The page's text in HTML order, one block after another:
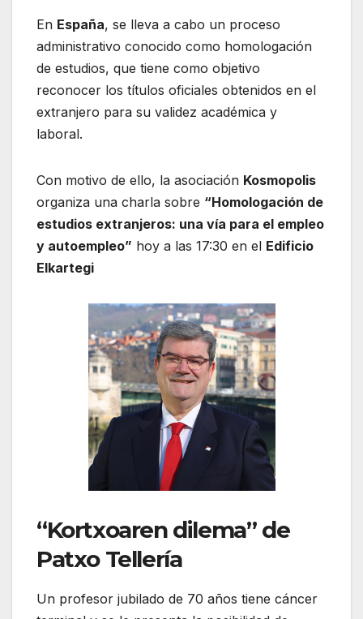
En España, se lleva a cabo un proceso
administrativo conocido como homologación
de estudios, que tiene como objetivo
reconocer los títulos oficiales obtenidos en el
extranjero para su validez académica y
laboral.
Con motivo de ello, la asociación Kosmopolis
organiza una charla sobre “Homologación de
estudios extranjeros: una vía para el empleo
y autoempleo” hoy a las 17:30 en el Edificio
Elkartegi
“Kortxoaren dilema” de
Patxo Tellería
Un profesor jubilado de 70 años tiene cáncer